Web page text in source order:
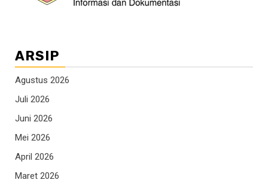
ARSIP
Agustus 2026
Juli 2026
Juni 2026
Mei 2026
April 2026
Maret 2026